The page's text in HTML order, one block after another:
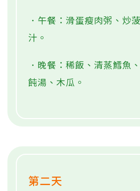
．午餐：滑蛋瘦肉粥、炒
汁。
．晚餐：稀飯、清蒸鱈魚
飩湯、木瓜。
第二天